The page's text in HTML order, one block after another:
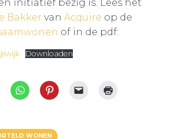
initiatief bezig is. Lees het
Bakker van Acquire op de
of in de pdf:
Downloaden
WONEN